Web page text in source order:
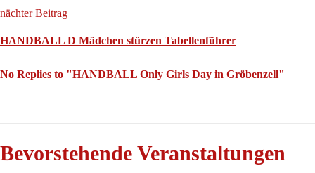
nächter Beitrag
HANDBALL D Mädchen stürzen Tabellenführer
No Replies to "HANDBALL Only Girls Day in Gröbenzell"
Bevorstehende Veranstaltungen